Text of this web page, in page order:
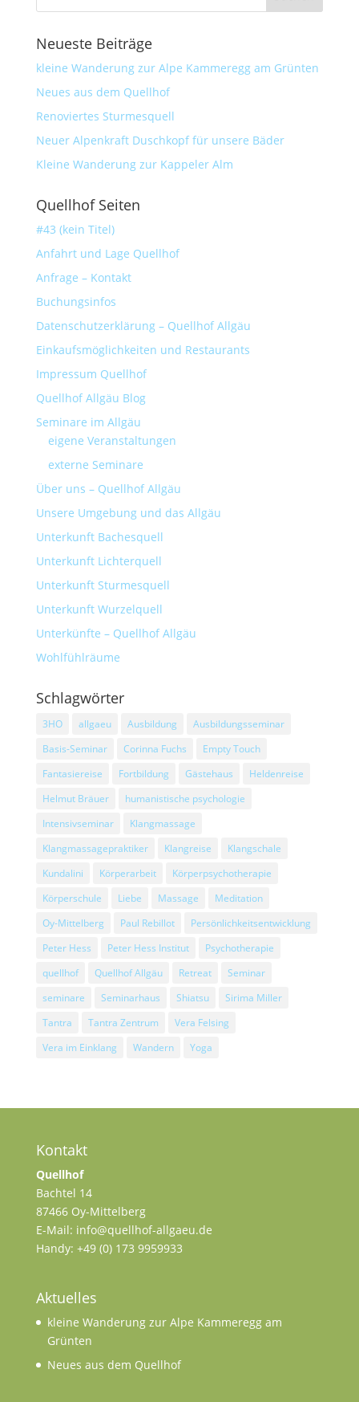
Neueste Beiträge
kleine Wanderung zur Alpe Kammeregg am Grünten
Neues aus dem Quellhof
Renoviertes Sturmesquell
Neuer Alpenkraft Duschkopf für unsere Bäder
Kleine Wanderung zur Kappeler Alm
Quellhof Seiten
#43 (kein Titel)
Anfahrt und Lage Quellhof
Anfrage – Kontakt
Buchungsinfos
Datenschutzerklärung – Quellhof Allgäu
Einkaufsmöglichkeiten und Restaurants
Impressum Quellhof
Quellhof Allgäu Blog
Seminare im Allgäu
eigene Veranstaltungen
externe Seminare
Über uns – Quellhof Allgäu
Unsere Umgebung und das Allgäu
Unterkunft Bachesquell
Unterkunft Lichterquell
Unterkunft Sturmesquell
Unterkunft Wurzelquell
Unterkünfte – Quellhof Allgäu
Wohlfühlräume
Schlagwörter
3HO allgaeu Ausbildung
Ausbildungsseminar
Basis-Seminar
Corinna Fuchs
Empty Touch
Fantasiereise
Fortbildung Gästehaus
Heldenreise
Helmut Bräuer
humanistische psychologie
Intensivseminar
Klangmassage
Klangmassagepraktiker
Klangreise
Klangschale
Kundalini
Körperarbeit
Körperpsychotherapie
Körperschule
Liebe Massage
Meditation
Oy-Mittelberg
Paul Rebillot
Persönlichkeitsentwicklung
Peter Hess
Peter Hess Institut
Psychotherapie
quellhof
Quellhof Allgäu Retreat
Seminar
seminare
Seminarhaus Shiatsu
Sirima Miller
Tantra
Tantra Zentrum
Vera Felsing
Vera im Einklang
Wandern Yoga
Kontakt
Quellhof
Bachtel 14
87466 Oy-Mittelberg
E-Mail: info@quellhof-allgaeu.de
Handy: +49 (0) 173 9959933
Aktuelles
kleine Wanderung zur Alpe Kammeregg am
Grünten
Neues aus dem Quellhof